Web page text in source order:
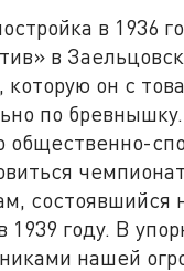
в 1936
в
которую он с
по
общественно-
состоявшийся
1939 году. В
нашей